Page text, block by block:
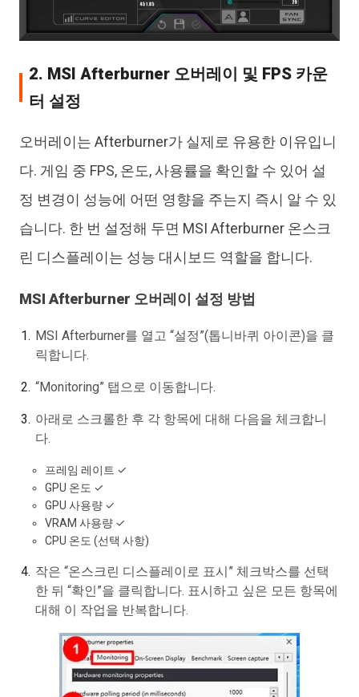
2. MSI Afterburner 오버레이 및 FPS 카운
터 설정
오버레이는 Afterburner가 실제로 유용한 이유입니
다. 게임 중 FPS, 온도, 사용률을 확인할 수 있어 설
정 변경이 성능에 어떤 영향을 주는지 즉시 알 수 있
습니다. 한 번 설정해 두면 MSI Afterburner 온스크
린 디스플레이는 성능 대시보드 역할을 합니다.
MSI Afterburner 오버레이 설정 방법
MSI Afterburner를 열고 “설정”(톱니바퀴 아이콘)을 클
릭합니다.
“Monitoring” 탭으로 이동합니다.
아래로 스크롤한 후 각 항목에 대해 다음을 체크합니
다.
프레임 레이트 ✓
GPU 온도 ✓
GPU 사용량 ✓
VRAM 사용량 ✓
CPU 온도 (선택 사항)
작은 “온스크린 디스플레이로 표시” 체크박스를 선택
한 뒤 “확인”을 클릭합니다. 표시하고 싶은 모든 항목에
대해 이 작업을 반복합니다.